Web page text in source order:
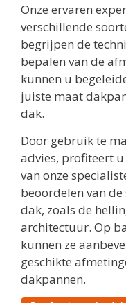
Onze ervaren
verschillende
begrijpen de
bepalen van de
kunnen u
juiste maat
dak.
Door gebruik te
advies, profiteert
van onze
beoordelen van
dak, zoals de
architectuur. Op
kunnen ze
geschikte
dakpannen.